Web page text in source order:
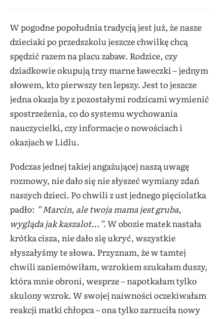
W pogodne popołudnia tradycją jest już, że nasze
dzieciaki po przedszkolu jeszcze chwilkę chcą
spędzić razem na placu zabaw. Rodzice, czy
dziadkowie okupują trzy marne ławeczki – jednym
słowem, kto pierwszy ten lepszy. Jest to jeszcze
jedna okazja by z pozostałymi rodzicami wymienić
spostrzeżenia, co do systemu wychowania
nauczycielki, czy informacje o nowościach i
okazjach w Lidlu.
Podczas jednej takiej angażującej naszą uwagę
rozmowy, nie dało się nie słyszeć wymiany zdań
naszych dzieci. Po chwili z ust jednego pięciolatka
padło: ”Marcin, ale twoja mama jest gruba,
wygląda jak kaszalot…”.W obozie matek nastała
krótka cisza, nie dało się ukryć, wszystkie
słyszałyśmy te słowa. Przyznam, że w tamtej
chwili zaniemówiłam, wzrokiem szukałam duszy,
która mnie obroni, wesprze – napotkałam tylko
skulony wzrok. W swojej naiwności oczekiwałam
reakcji matki chłopca – ona tylko zarzuciła nowy